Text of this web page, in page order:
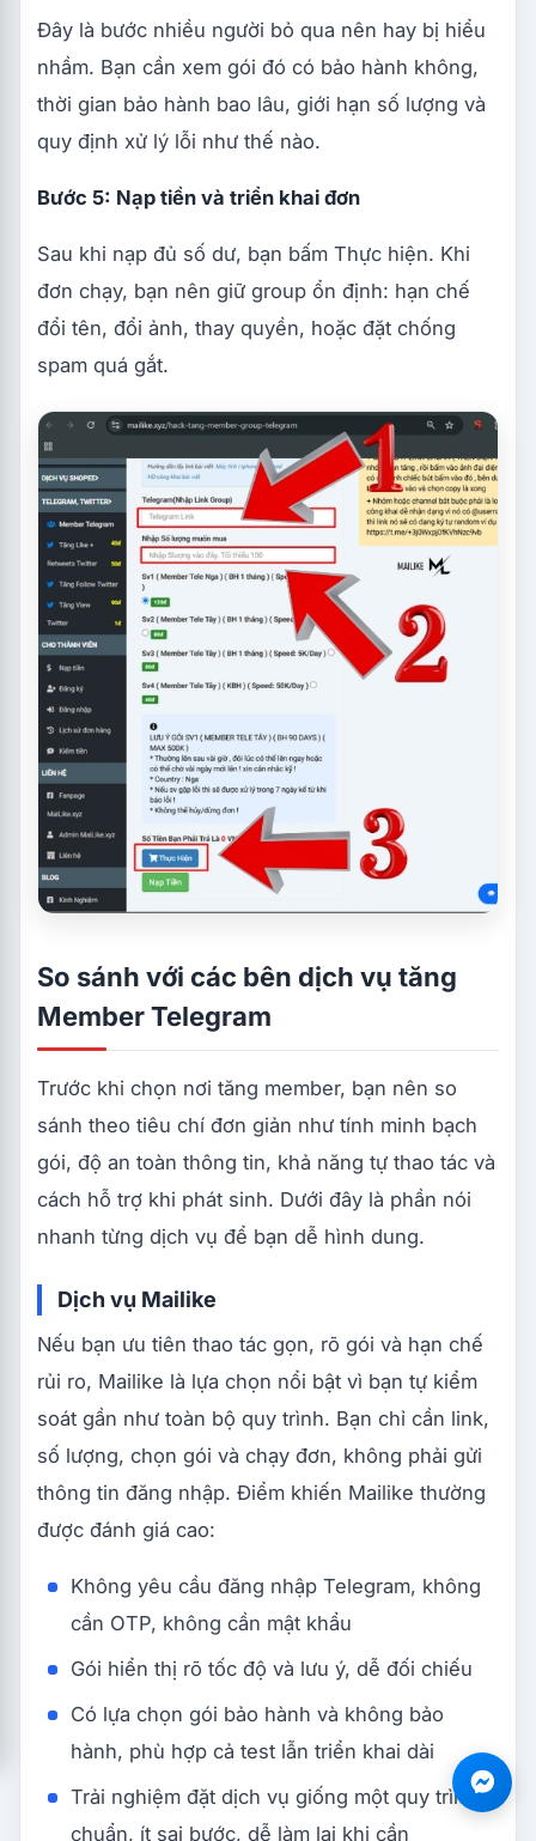
Đây là bước nhiều người bỏ qua nên hay bị hiểu
nhầm. Bạn cần xem gói đó có bảo hành không,
thời gian bảo hành bao lâu, giới hạn số lượng và
quy định xử lý lỗi như thế nào.
Bước 5: Nạp tiền và triển khai đơn
Sau khi nạp đủ số dư, bạn bấm Thực hiện. Khi
đơn chạy, bạn nên giữ group ổn định: hạn chế
đổi tên, đổi ảnh, thay quyền, hoặc đặt chống
spam quá gắt.
So sánh với các bên dịch vụ tăng
Member Telegram
Trước khi chọn nơi tăng member, bạn nên so
sánh theo tiêu chí đơn giản như tính minh bạch
gói, độ an toàn thông tin, khả năng tự thao tác và
cách hỗ trợ khi phát sinh. Dưới đây là phần nói
nhanh từng dịch vụ để bạn dễ hình dung.
Dịch vụ Mailike
Nếu bạn ưu tiên thao tác gọn, rõ gói và hạn chế
rủi ro, Mailike là lựa chọn nổi bật vì bạn tự kiểm
soát gần như toàn bộ quy trình. Bạn chỉ cần link,
số lượng, chọn gói và chạy đơn, không phải gửi
thông tin đăng nhập. Điểm khiến Mailike thường
được đánh giá cao:
Không yêu cầu đăng nhập Telegram, không
cần OTP, không cần mật khẩu
Gói hiển thị rõ tốc độ và lưu ý, dễ đối chiếu
Có lựa chọn gói bảo hành và không bảo
hành, phù hợp cả test lẫn triển khai dài
Trải nghiệm đặt dịch vụ giống một quy trình
chuẩn, ít sai bước, dễ làm lại khi cần